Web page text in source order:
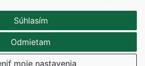
Súhlasím
Odmietam
moje nastavenia